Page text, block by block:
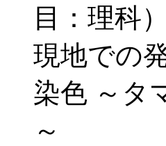
目：理科）
現地での
染色 ～タ
～